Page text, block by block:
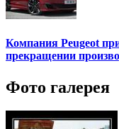
Компания Peugeot
прекращении
Фото галерея